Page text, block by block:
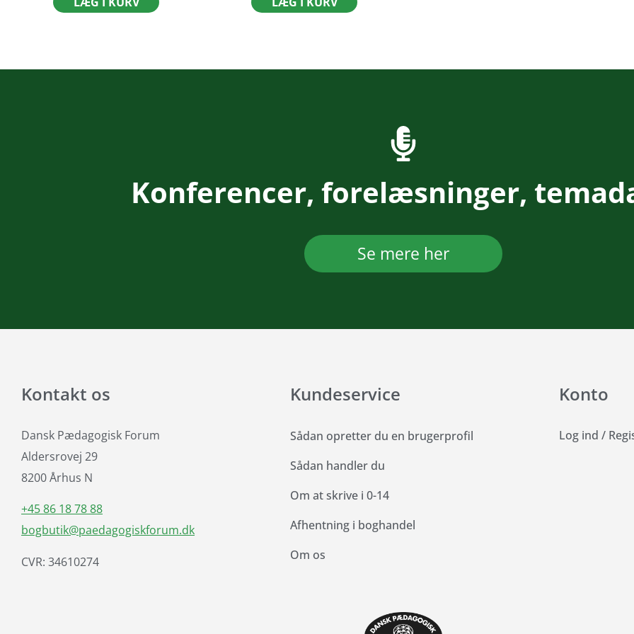
Konferencer, forelæsninger,
Se mere her
Kontakt os
Dansk Pædagogisk Forum
Aldersrovej 29
8200 Århus N
+45 86 18 78 88
bogbutik@paedagogiskforum.dk
CVR: 34610274
Kundeservice
Sådan opretter du en brugerprofil
Sådan handler du
Om at skrive i 0-14
Afhentning i boghandel
Om os
Konto
Log ind /